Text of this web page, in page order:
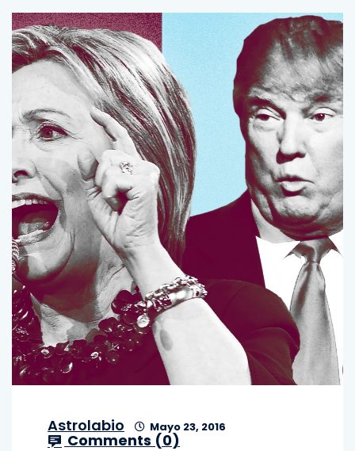
Astrolabio Mayo 23, 2016
Comments (0)